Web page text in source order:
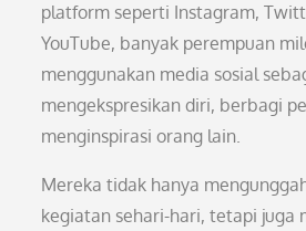
platform seperti Instagram,
YouTube, banyak perempuan
menggunakan media sosial
mengekspresikan diri, berbagi
menginspirasi orang lain.
Mereka tidak hanya
kegiatan sehari-hari, tetapi juga